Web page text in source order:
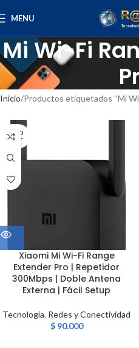
MENU
Mi Wi-Fi
Inicio Productos etiquetados “Mi
SOLD
OUT
Xiaomi Mi Wi-Fi Range
Extender Pro | Repetidor
300Mbps | Doble Antena
Externa | Fácil Setup
Tecnología, Redes y Conectividad
$90.000